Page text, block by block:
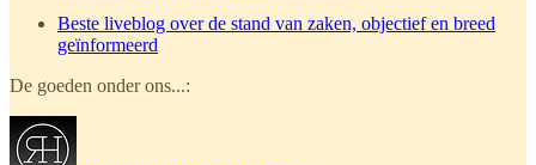
Beste liveblog over de stand van zaken, objectief en breed
geïnformeerd
De goeden onder ons...: